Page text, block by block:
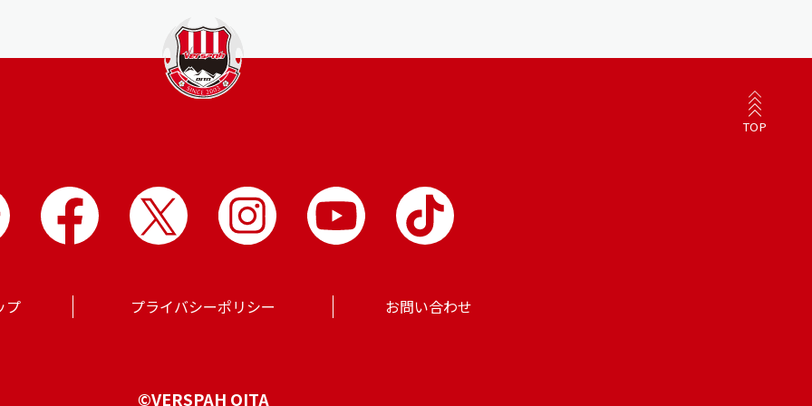
TOP
プ プライバシーポリシー お問い合わせ
©VERSPAH OITA